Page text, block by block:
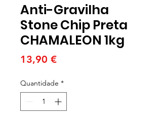
Anti-Gravilha
Stone Chip Preta
CHAMALEON 1kg
13,90 €Preço
Quantidade *